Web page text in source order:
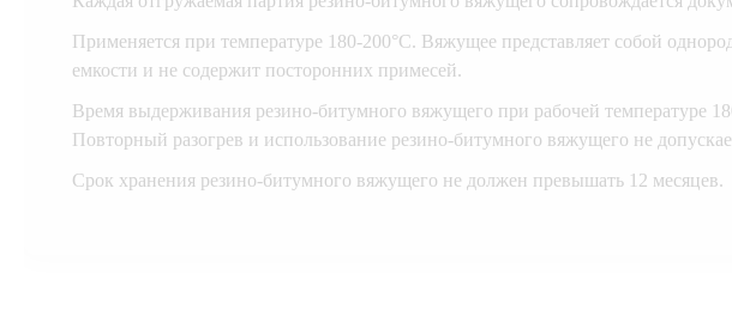
Применяется при температуре 180-200°С. Вяжущее представляет собой
емкости и не содержит посторонних примесей.
Время выдерживания резино-битумного вяжущего при рабочей температуре
Повторный разогрев и использование резино-битумного вяжущего не
Срок хранения резино-битумного вяжущего не должен превышать 12 месяцев.